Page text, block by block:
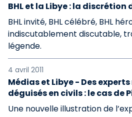
BHL et la Libye : la discrétion
BHL invité, BHL célébré, BHL
indiscutablement discutable,
légende.
4 avril 2011
Médias et Libye - Des
déguisés en civils : le cas de
Une nouvelle illustration de